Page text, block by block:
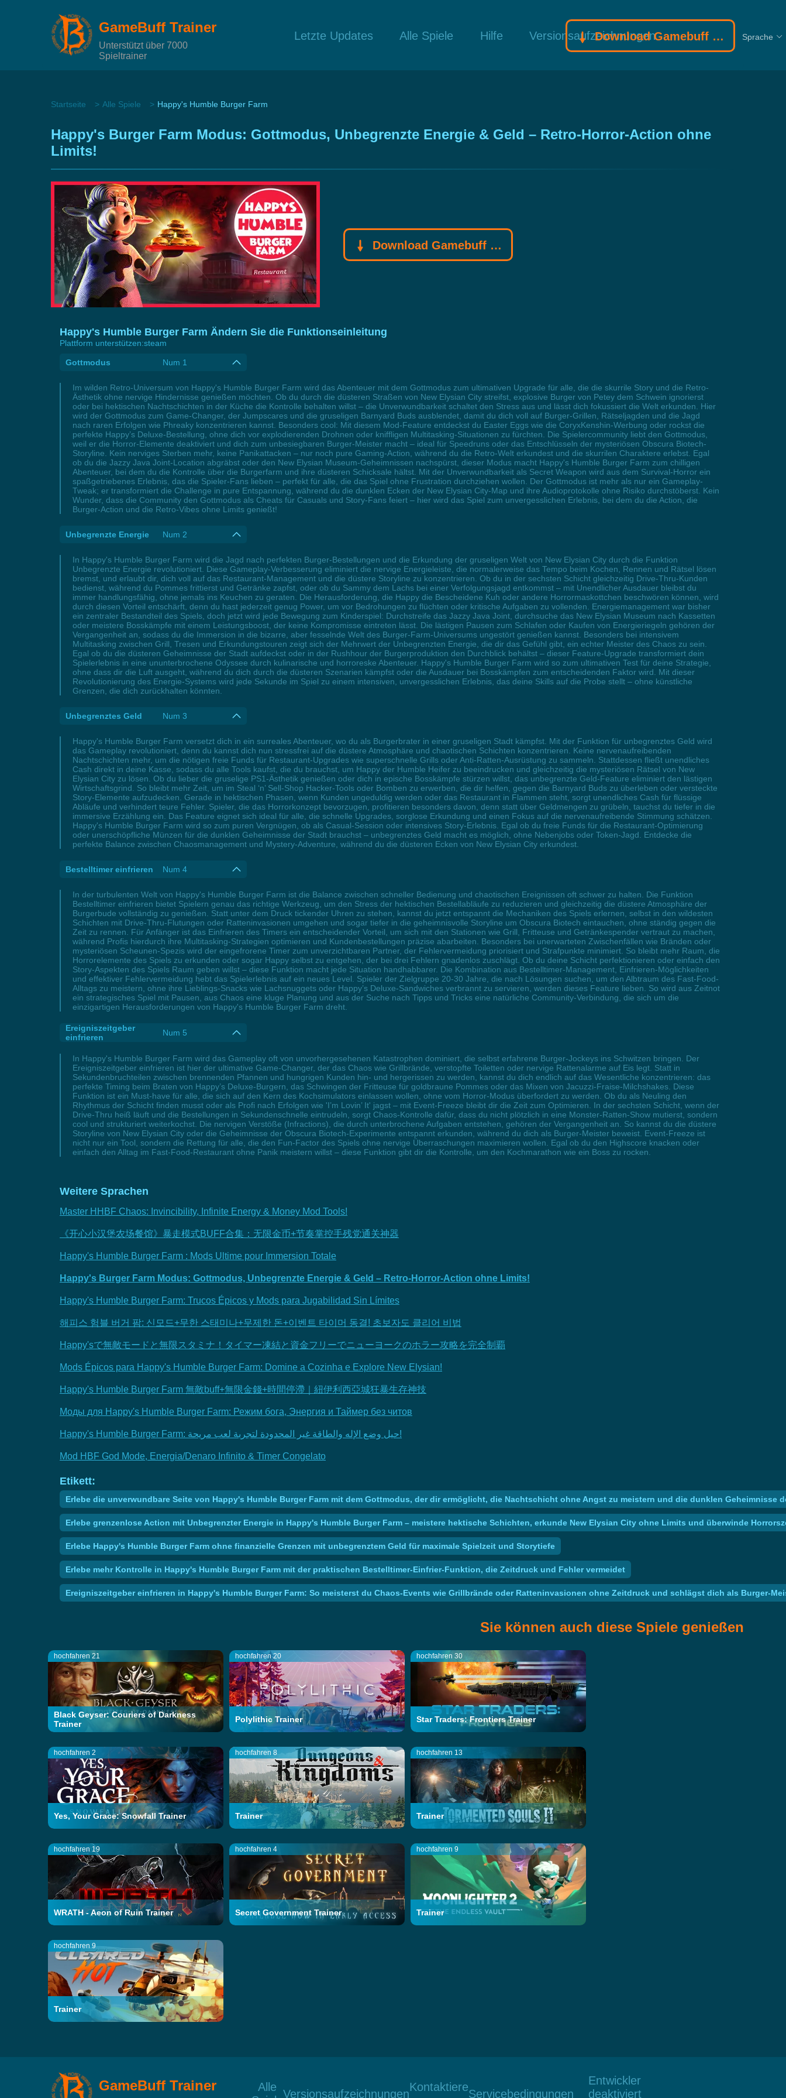
GameBuff Trainer
Unterstützt über 7000
Spieltrainer
Letzte Updates Alle Spiele Hilfe Versionsaufzeichnungen
Download Gamebuff Trainer Sprache
Startseite Alle Spiele Happy's Humble Burger Farm
Happy's Burger Farm Modus: Gottmodus, Unbegrenzte Energie & Geld – Retro-Horror-Action ohne
Limits!
Download Gamebuff Trainer
Happy's Humble Burger Farm Ändern Sie die Funktionseinleitung
Plattform unterstützen:steam
Gottmodus Num 1
Im wilden Retro-Universum von Happy's Humble Burger Farm wird das Abenteuer mit dem Gottmodus zum ultimativen Upgrade für alle, die die skurrile Story und die Retro-
Ästhetik ohne nervige Hindernisse genießen möchten. Ob du durch die düsteren Straßen von New Elysian City streifst, explosive Burger von Petey dem Schwein ignorierst
oder bei hektischen Nachtschichten in der Küche die Kontrolle behalten willst – die Unverwundbarkeit schaltet den Stress aus und lässt dich fokussiert die Welt erkunden. Hier
wird der Gottmodus zum Game-Changer, der Jumpscares und die gruseligen Barnyard Buds ausblendet, damit du dich voll auf Burger-Grillen, Rätseljagden und die Jagd
nach raren Erfolgen wie Phreaky konzentrieren kannst. Besonders cool: Mit diesem Mod-Feature entdeckst du Easter Eggs wie die CoryxKenshin-Werbung oder rockst die
perfekte Happy’s Deluxe-Bestellung, ohne dich vor explodierenden Drohnen oder kniffligen Multitasking-Situationen zu fürchten. Die Spielercommunity liebt den Gottmodus,
weil er die Horror-Elemente deaktiviert und dich zum unbesiegbaren Burger-Meister macht – ideal für Speedruns oder das Entschlüsseln der mysteriösen Obscura Biotech-
Storyline. Kein nerviges Sterben mehr, keine Panikattacken – nur noch pure Gaming-Action, während du die Retro-Welt erkundest und die skurrilen Charaktere erlebst. Egal
ob du die Jazzy Java Joint-Location abgräbst oder den New Elysian Museum-Geheimnissen nachspürst, dieser Modus macht Happy's Humble Burger Farm zum chilligen
Abenteuer, bei dem du die Kontrolle über die Burgerfarm und ihre düsteren Schicksale hältst. Mit der Unverwundbarkeit als Secret Weapon wird aus dem Survival-Horror ein
spaßgetriebenes Erlebnis, das die Spieler-Fans lieben – perfekt für alle, die das Spiel ohne Frustration durchziehen wollen. Der Gottmodus ist mehr als nur ein Gameplay-
Tweak; er transformiert die Challenge in pure Entspannung, während du die dunklen Ecken der New Elysian City-Map und ihre Audioprotokolle ohne Risiko durchstöberst. Kein
Wunder, dass die Community den Gottmodus als Cheats für Casuals und Story-Fans feiert – hier wird das Spiel zum unvergesslichen Erlebnis, bei dem du die Action, die
Burger-Action und die Retro-Vibes ohne Limits genießt!
Unbegrenzte Energie Num 2
In Happy's Humble Burger Farm wird die Jagd nach perfekten Burger-Bestellungen und die Erkundung der gruseligen Welt von New Elysian City durch die Funktion
Unbegrenzte Energie revolutioniert. Diese Gameplay-Verbesserung eliminiert die nervige Energieleiste, die normalerweise das Tempo beim Kochen, Rennen und Rätsel lösen
bremst, und erlaubt dir, dich voll auf das Restaurant-Management und die düstere Storyline zu konzentrieren. Ob du in der sechsten Schicht gleichzeitig Drive-Thru-Kunden
bedienst, während du Pommes frittierst und Getränke zapfst, oder ob du Sammy dem Lachs bei einer Verfolgungsjagd entkommst – mit Unendlicher Ausdauer bleibst du
immer handlungsfähig, ohne jemals ins Keuchen zu geraten. Die Herausforderung, die Happy die Bescheidene Kuh oder andere Horrormaskottchen beschwören können, wird
durch diesen Vorteil entschärft, denn du hast jederzeit genug Power, um vor Bedrohungen zu flüchten oder kritische Aufgaben zu vollenden. Energiemanagement war bisher
ein zentraler Bestandteil des Spiels, doch jetzt wird jede Bewegung zum Kinderspiel: Durchstreife das Jazzy Java Joint, durchsuche das New Elysian Museum nach Kassetten
oder meistere Bosskämpfe mit einem Leistungsboost, der keine Kompromisse eintreten lässt. Die lästigen Pausen zum Schlafen oder Kaufen von Energieriegeln gehören der
Vergangenheit an, sodass du die Immersion in die bizarre, aber fesselnde Welt des Burger-Farm-Universums ungestört genießen kannst. Besonders bei intensivem
Multitasking zwischen Grill, Tresen und Erkundungstouren zeigt sich der Mehrwert der Unbegrenzten Energie, die dir das Gefühl gibt, ein echter Meister des Chaos zu sein.
Egal ob du die düsteren Geheimnisse der Stadt aufdeckst oder in der Rushhour der Burgerproduktion den Durchblick behältst – dieser Feature-Upgrade transformiert dein
Spielerlebnis in eine ununterbrochene Odyssee durch kulinarische und horroreske Abenteuer. Happy's Humble Burger Farm wird so zum ultimativen Test für deine Strategie,
ohne dass dir die Luft ausgeht, während du dich durch die düsteren Szenarien kämpfst oder die Ausdauer bei Bosskämpfen zum entscheidenden Faktor wird. Mit dieser
Revolutionierung des Energie-Systems wird jede Sekunde im Spiel zu einem intensiven, unvergesslichen Erlebnis, das deine Skills auf die Probe stellt – ohne künstliche
Grenzen, die dich zurückhalten könnten.
Unbegrenztes Geld Num 3
Happy's Humble Burger Farm versetzt dich in ein surreales Abenteuer, wo du als Burgerbrater in einer gruseligen Stadt kämpfst. Mit der Funktion für unbegrenztes Geld wird
das Gameplay revolutioniert, denn du kannst dich nun stressfrei auf die düstere Atmosphäre und chaotischen Schichten konzentrieren. Keine nervenaufreibenden
Nachtschichten mehr, um die nötigen freie Funds für Restaurant-Upgrades wie superschnelle Grills oder Anti-Ratten-Ausrüstung zu sammeln. Stattdessen fließt unendliches
Cash direkt in deine Kasse, sodass du alle Tools kaufst, die du brauchst, um Happy der Humble Heifer zu beeindrucken und gleichzeitig die mysteriösen Rätsel von New
Elysian City zu lösen. Ob du lieber die gruselige PS1-Ästhetik genießen oder dich in epische Bosskämpfe stürzen willst, das unbegrenzte Geld-Feature eliminiert den lästigen
Wirtschaftsgrind. So bleibt mehr Zeit, um im Steal ‘n’ Sell-Shop Hacker-Tools oder Bomben zu erwerben, die dir helfen, gegen die Barnyard Buds zu überleben oder versteckte
Story-Elemente aufzudecken. Gerade in hektischen Phasen, wenn Kunden ungeduldig werden oder das Restaurant in Flammen steht, sorgt unendliches Cash für flüssige
Abläufe und verhindert teure Fehler. Spieler, die das Horrorkonzept bevorzugen, profitieren besonders davon, denn statt über Geldmengen zu grübeln, tauchst du tiefer in die
immersive Erzählung ein. Das Feature eignet sich ideal für alle, die schnelle Upgrades, sorglose Erkundung und einen Fokus auf die nervenaufreibende Stimmung schätzen.
Happy's Humble Burger Farm wird so zum puren Vergnügen, ob als Casual-Session oder intensives Story-Erlebnis. Egal ob du freie Funds für die Restaurant-Optimierung
oder unerschöpfliche Münzen für die dunklen Geheimnisse der Stadt brauchst – unbegrenztes Geld macht es möglich, ohne Nebenjobs oder Token-Jagd. Entdecke die
perfekte Balance zwischen Chaosmanagement und Mystery-Adventure, während du die düsteren Ecken von New Elysian City erkundest.
Bestelltimer einfrieren Num 4
In der turbulenten Welt von Happy's Humble Burger Farm ist die Balance zwischen schneller Bedienung und chaotischen Ereignissen oft schwer zu halten. Die Funktion
Bestelltimer einfrieren bietet Spielern genau das richtige Werkzeug, um den Stress der hektischen Bestellabläufe zu reduzieren und gleichzeitig die düstere Atmosphäre der
Burgerbude vollständig zu genießen. Statt unter dem Druck tickender Uhren zu stehen, kannst du jetzt entspannt die Mechaniken des Spiels erlernen, selbst in den wildesten
Schichten mit Drive-Thru-Flutungen oder Ratteninvasionen umgehen und sogar tiefer in die geheimnisvolle Storyline um Obscura Biotech eintauchen, ohne ständig gegen die
Zeit zu rennen. Für Anfänger ist das Einfrieren des Timers ein entscheidender Vorteil, um sich mit den Stationen wie Grill, Fritteuse und Getränkespender vertraut zu machen,
während Profis hierdurch ihre Multitasking-Strategien optimieren und Kundenbestellungen präzise abarbeiten. Besonders bei unerwarteten Zwischenfällen wie Bränden oder
mysteriösen Scheunen-Spezis wird der eingefrorene Timer zum unverzichtbaren Partner, der Fehlervermeidung priorisiert und Strafpunkte minimiert. So bleibt mehr Raum, die
Horrorelemente des Spiels zu erkunden oder sogar Happy selbst zu entgehen, der bei drei Fehlern gnadenlos zuschlägt. Ob du deine Schicht perfektionieren oder einfach den
Story-Aspekten des Spiels Raum geben willst – diese Funktion macht jede Situation handhabbarer. Die Kombination aus Bestelltimer-Management, Einfrieren-Möglichkeiten
und effektiver Fehlervermeidung hebt das Spielerlebnis auf ein neues Level. Spieler der Zielgruppe 20-30 Jahre, die nach Lösungen suchen, um den Albtraum des Fast-Food-
Alltags zu meistern, ohne ihre Lieblings-Snacks wie Lachsnuggets oder Happy’s Deluxe-Sandwiches verbrannt zu servieren, werden dieses Feature lieben. So wird aus Zeitnot
ein strategisches Spiel mit Pausen, aus Chaos eine kluge Planung und aus der Suche nach Tipps und Tricks eine natürliche Community-Verbindung, die sich um die
einzigartigen Herausforderungen von Happy's Humble Burger Farm dreht.
Ereigniszeitgeber
einfrieren
Num 5
In Happy's Humble Burger Farm wird das Gameplay oft von unvorhergesehenen Katastrophen dominiert, die selbst erfahrene Burger-Jockeys ins Schwitzen bringen. Der
Ereigniszeitgeber einfrieren ist hier der ultimative Game-Changer, der das Chaos wie Grillbrände, verstopfte Toiletten oder nervige Rattenalarme auf Eis legt. Statt in
Sekundenbruchteilen zwischen brennenden Pfannen und hungrigen Kunden hin- und hergerissen zu werden, kannst du dich endlich auf das Wesentliche konzentrieren: das
perfekte Timing beim Braten von Happy’s Deluxe-Burgern, das Schwingen der Fritteuse für goldbraune Pommes oder das Mixen von Jacuzzi-Fraise-Milchshakes. Diese
Funktion ist ein Must-have für alle, die sich auf den Kern des Kochsimulators einlassen wollen, ohne vom Horror-Modus überfordert zu werden. Ob du als Neuling den
Rhythmus der Schicht finden musst oder als Profi nach Erfolgen wie 'I’m Lovin’ It' jagst – mit Event-Freeze bleibt dir die Zeit zum Optimieren. In der sechsten Schicht, wenn der
Drive-Thru heiß läuft und die Bestellungen in Sekundenschnelle eintrudeln, sorgt Chaos-Kontrolle dafür, dass du nicht plötzlich in eine Monster-Ratten-Show mutierst, sondern
cool und strukturiert weiterkochst. Die nervigen Verstöße (Infractions), die durch unterbrochene Aufgaben entstehen, gehören der Vergangenheit an. So kannst du die düstere
Storyline von New Elysian City oder die Geheimnisse der Obscura Biotech-Experimente entspannt erkunden, während du dich als Burger-Meister beweist. Event-Freeze ist
nicht nur ein Tool, sondern die Rettung für alle, die den Fun-Factor des Spiels ohne nervige Überraschungen maximieren wollen. Egal ob du den Highscore knacken oder
einfach den Alltag im Fast-Food-Restaurant ohne Panik meistern willst – diese Funktion gibt dir die Kontrolle, um den Kochmarathon wie ein Boss zu rocken.
Weitere Sprachen
Master HHBF Chaos: Invincibility, Infinite Energy & Money Mod Tools!
《开心小汉堡农场餐馆》暴走模式BUFF合集：无限金币+节奏掌控手残党通关神器
Happy's Humble Burger Farm : Mods Ultime pour Immersion Totale
Happy's Burger Farm Modus: Gottmodus, Unbegrenzte Energie & Geld – Retro-Horror-Action ohne Limits!
Happy's Humble Burger Farm: Trucos Épicos y Mods para Jugabilidad Sin Límites
해피스 험블 버거 팜: 신모드+무한 스태미나+무제한 돈+이벤트 타이머 동결! 초보자도 클리어 비법
Happy'sで無敵モードと無限スタミナ！タイマー凍結と資金フリーでニューヨークのホラー攻略を完全制覇
Mods Épicos para Happy's Humble Burger Farm: Domine a Cozinha e Explore New Elysian!
Happy's Humble Burger Farm 無敵buff+無限金錢+時間停滯｜紐伊利西亞城狂暴生存神技
Моды для Happy's Humble Burger Farm: Режим бога, Энергия и Таймер без читов
Happy's Humble Burger Farm: حيل وضع الإله والطاقة غير المحدودة لتجربة لعب مريحة!
Mod HBF God Mode, Energia/Denaro Infinito & Timer Congelato
Etikett:
Erlebe die unverwundbare Seite von Happy's Humble Burger Farm mit dem Gottmodus, der dir ermöglicht, die Nachtschicht ohne Angst zu meistern und die dunklen Geheimnisse
Erlebe grenzenlose Action mit Unbegrenzter Energie in Happy's Humble Burger Farm – meistere hektische Schichten, erkunde New Elysian City ohne Limits und überwinde
Erlebe Happy's Humble Burger Farm ohne finanzielle Grenzen mit unbegrenztem Geld für maximale Spielzeit und Storytiefe
Erlebe mehr Kontrolle in Happy's Humble Burger Farm mit der praktischen Bestelltimer-Einfrier-Funktion, die Zeitdruck und Fehler vermeidet
Ereigniszeitgeber einfrieren in Happy's Humble Burger Farm: So meisterst du Chaos-Events wie Grillbrände oder Ratteninvasionen ohne Zeitdruck und schlägst dich als Burger-
Sie können auch diese Spiele genießen
hochfahren 21
Black Geyser: Couriers of Darkness
Trainer
hochfahren 20
Polylithic Trainer
hochfahren 30
Star Traders: Frontiers Trainer
hochfahren 2
Yes, Your Grace: Snowfall Trainer
hochfahren 8
Trainer
hochfahren 13
Trainer
hochfahren 19
WRATH - Aeon of Ruin Trainer
hochfahren 4
Secret Government Trainer
hochfahren 9
Trainer
hochfahren 9
Trainer
GameBuff Trainer
Alle
Versionsaufzeichnungen
Kontaktiere
Servicebedingungen
Entwickler
deaktiviert